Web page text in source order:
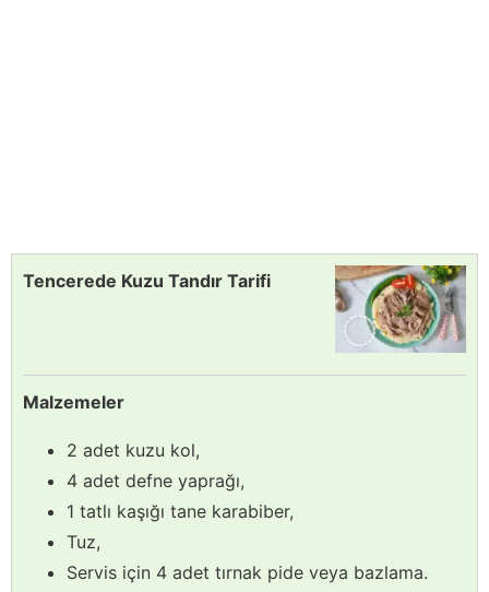
Tencerede Kuzu Tandır Tarifi
Malzemeler
2 adet kuzu kol,
4 adet defne yaprağı,
1 tatlı kaşığı tane karabiber,
Tuz,
Servis için 4 adet tırnak pide veya bazlama.